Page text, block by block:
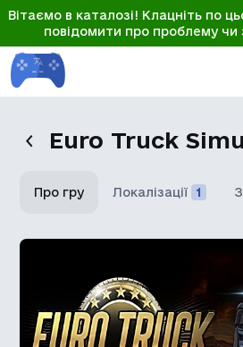
Вітаємо в каталозі! Клацніть по
повідомити про проблему чи
Euro Truck
Про гру Локалізації 1